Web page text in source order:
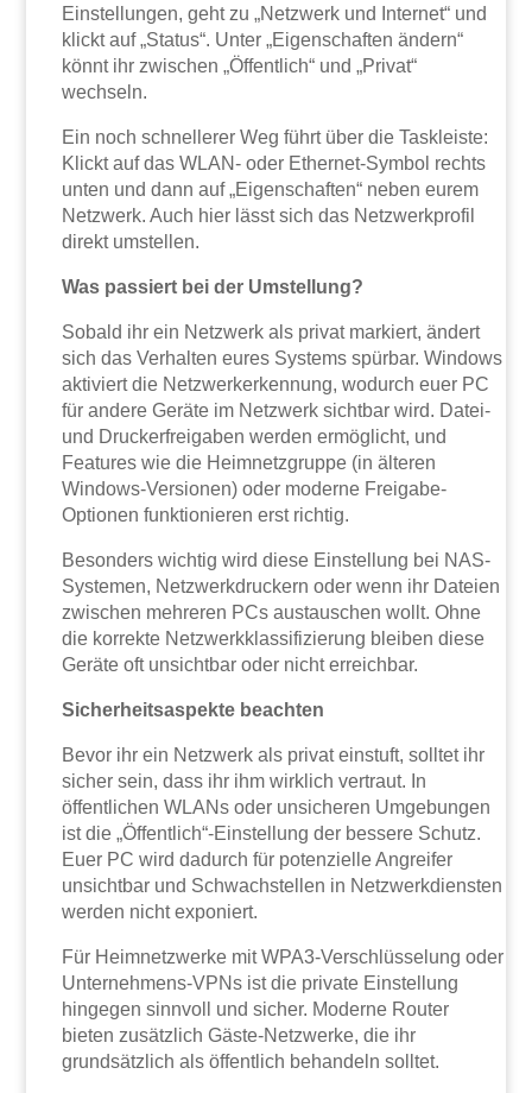
Einstellungen, geht zu „Netzwerk und Internet“ und
klickt auf „Status“. Unter „Eigenschaften ändern“
könnt ihr zwischen „Öffentlich“ und „Privat“
wechseln.
Ein noch schnellerer Weg führt über die Taskleiste:
Klickt auf das WLAN- oder Ethernet-Symbol rechts
unten und dann auf „Eigenschaften“ neben eurem
Netzwerk. Auch hier lässt sich das Netzwerkprofil
direkt umstellen.
Was passiert bei der Umstellung?
Sobald ihr ein Netzwerk als privat markiert, ändert
sich das Verhalten eures Systems spürbar. Windows
aktiviert die Netzwerkerkennung, wodurch euer PC
für andere Geräte im Netzwerk sichtbar wird. Datei-
und Druckerfreigaben werden ermöglicht, und
Features wie die Heimnetzgruppe (in älteren
Windows-Versionen) oder moderne Freigabe-
Optionen funktionieren erst richtig.
Besonders wichtig wird diese Einstellung bei NAS-
Systemen, Netzwerkdruckern oder wenn ihr Dateien
zwischen mehreren PCs austauschen wollt. Ohne
die korrekte Netzwerkklassifizierung bleiben diese
Geräte oft unsichtbar oder nicht erreichbar.
Sicherheitsaspekte beachten
Bevor ihr ein Netzwerk als privat einstuft, solltet ihr
sicher sein, dass ihr ihm wirklich vertraut. In
öffentlichen WLANs oder unsicheren Umgebungen
ist die „Öffentlich“-Einstellung der bessere Schutz.
Euer PC wird dadurch für potenzielle Angreifer
unsichtbar und Schwachstellen in Netzwerkdiensten
werden nicht exponiert.
Für Heimnetzwerke mit WPA3-Verschlüsselung oder
Unternehmens-VPNs ist die private Einstellung
hingegen sinnvoll und sicher. Moderne Router
bieten zusätzlich Gäste-Netzwerke, die ihr
grundsätzlich als öffentlich behandeln solltet.